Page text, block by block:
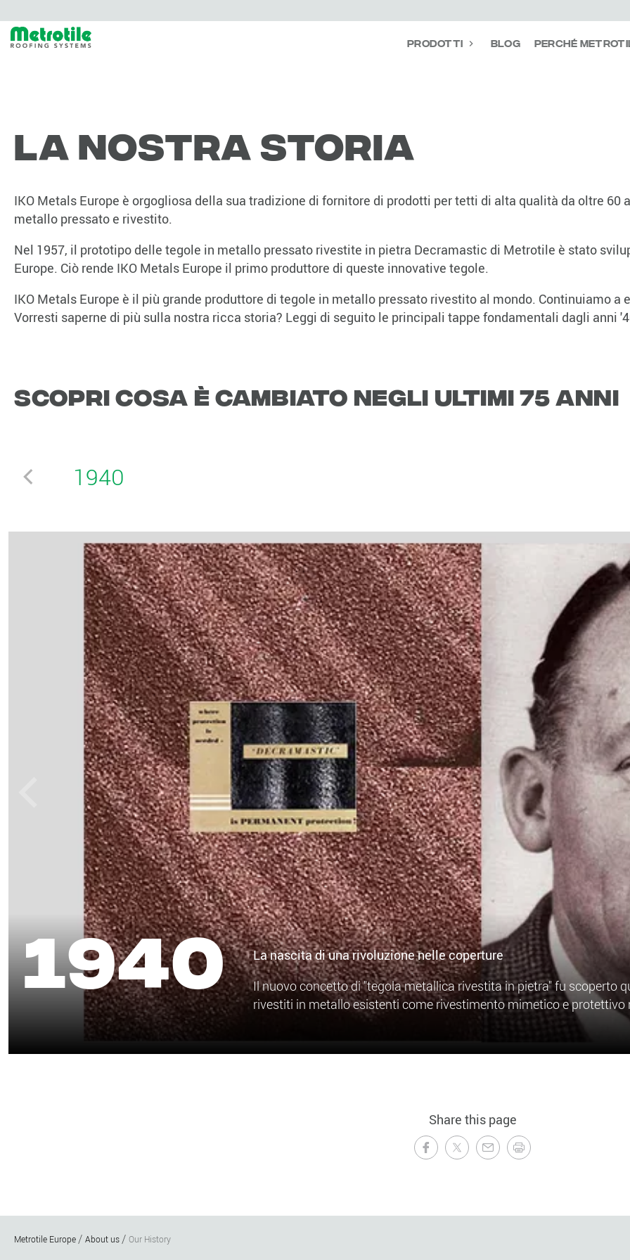
Prodotti Blog Perché
La nostra storia
IKO Metals Europe è orgogliosa della sua tradizione di fornitore di prodotti per tetti di alta qualità da oltre
metallo pressato e rivestito.
Nel 1957, il prototipo delle tegole in metallo pressato rivestite in pietra Decramastic di Metrotile è stato
Europe. Ciò rende IKO Metals Europe il primo produttore di queste innovative tegole.
IKO Metals Europe è il più grande produttore di tegole in metallo pressato rivestito al mondo. Continuiamo a
Vorresti saperne di più sulla nostra ricca storia? Leggi di seguito le principali tappe fondamentali dagli anni
Scopri cosa è cambiato negli ultimi 75 anni
1940
1957
1964
1967
1970
1940
La nascita di una rivoluzione nelle coperture
Il nuovo concetto di "tegola metallica rivestita in pietra" fu scoperto
rivestiti in metallo esistenti come rivestimento mimetico e protettivo
Share this page
Metrotile Europe About us Our History